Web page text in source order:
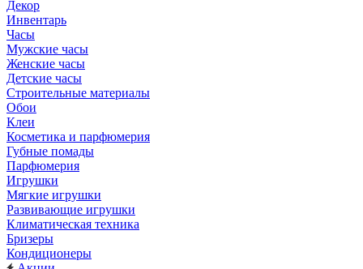
Декор
Инвентарь
Часы
Мужские часы
Женские часы
Детские часы
Строительные материалы
Обои
Клеи
Косметика и парфюмерия
Губные помады
Парфюмерия
Игрушки
Мягкие игрушки
Развивающие игрушки
Климатическая техника
Бризеры
Кондиционеры